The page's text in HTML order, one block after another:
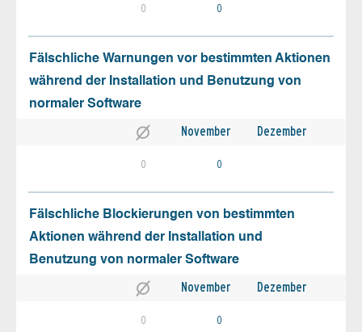
0 0
Fälschliche Warnungen vor bestimmten Aktionen
während der Installation und Benutzung von
normaler Software
November Dezember
0 0
Fälschliche Blockierungen von bestimmten
Aktionen während der Installation und
Benutzung von normaler Software
November Dezember
0 0